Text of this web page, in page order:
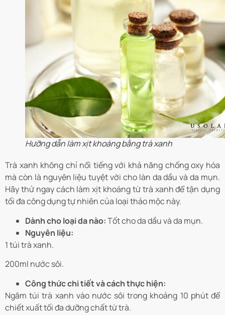
Hưỡng dẫn làm xịt khoáng bằng trà xanh
Trà xanh không chỉ nổi tiếng với khả năng chống oxy hóa
mà còn là nguyên liệu tuyệt vời cho làn da dầu và da mụn.
Hãy thử ngay cách làm xịt khoáng từ trà xanh để tận dụng
tối đa công dụng tự nhiên của loại thảo mộc này.
Dành cho loại da nào:Tốt cho da dầu và da mụn.
Nguyên liệu:
1 túi trà xanh.
200ml nước sôi.
Công thức chi tiết và cách thực hiện:
Ngâm túi trà xanh vào nước sôi trong khoảng 10 phút để
chiết xuất tối đa dưỡng chất từ trà.